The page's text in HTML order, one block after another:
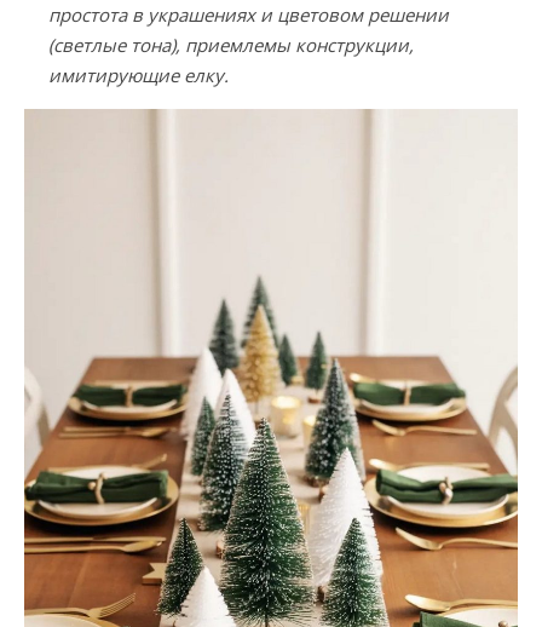
простота в украшениях и цветовом решении
(светлые тона), приемлемы конструкции,
имитирующие елку.